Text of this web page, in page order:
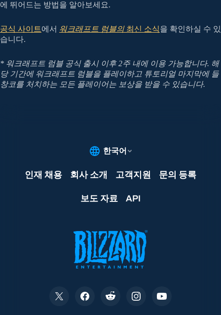
에 뛰어드는 방법을 알아보세요.
공식 사이트에서 워크래프트 럼블의최신 소식을 확인하실 수 있
습니다.
* 워크래프트 럼블 공식 출시 이후 2주 내에 이용 가능합니다. 해
당 기간에 워크래프트 럼블을 플레이하고 튜토리얼 마지막에 들
창코를 처치하는 모든 플레이어는 보상을 받을 수 있습니다.